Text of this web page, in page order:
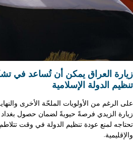
زيارة العراق يمكن أن تُساعد في
تنظيم الدولة الإسلامية
على الرغم من الأولويات الملحّة الأخرى
زيارة الزيدي فرصةً حيويةً لضمان حصول
تحتاجه لمنع عودة تنظيم الدولة في وقت
والإقليمية.